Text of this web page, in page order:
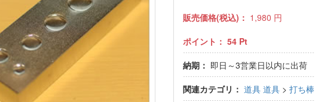
販売価格(税込)： 1,980 円
ポイント：54 Pt
納期： 即日～3営業日以内に出荷
関連カテゴリ： 道具 道具 >打ち棒